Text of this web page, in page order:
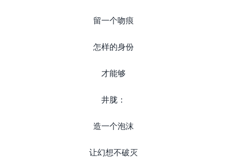
留一个吻痕
怎样的身份
才能够
井胧：
造一个泡沫
让幻想不破灭